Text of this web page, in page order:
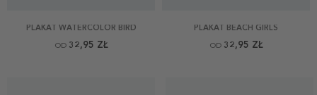
PLAKAT WATERCOLOR BIRD
OD 32,95 ZŁ
PLAKAT BEACH GIRLS
OD 32,95 ZŁ